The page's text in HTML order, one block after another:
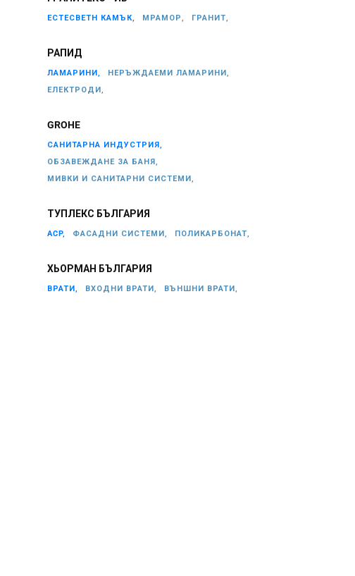
ЕСТЕСВЕТН КАМЪК, МРАМОР, ГРАНИТ,
РАПИД
ЛАМАРИНИ,
НЕРЪЖДАЕМИ ЛАМАРИНИ,
ЕЛЕКТРОДИ,
GROHE
САНИТАРНА ИНДУСТРИЯ,
ОБЗАВЕЖДАНЕ ЗА БАНЯ,
МИВКИ И САНИТАРНИ СИСТЕМИ,
ТУПЛЕКС БЪЛГАРИЯ
ACP, ФАСАДНИ СИСТЕМИ, ПОЛИКАРБОНАТ,
ХЬОРМАН БЪЛГАРИЯ
ВРАТИ, ВХОДНИ ВРАТИ, ВЪНШНИ ВРАТИ,